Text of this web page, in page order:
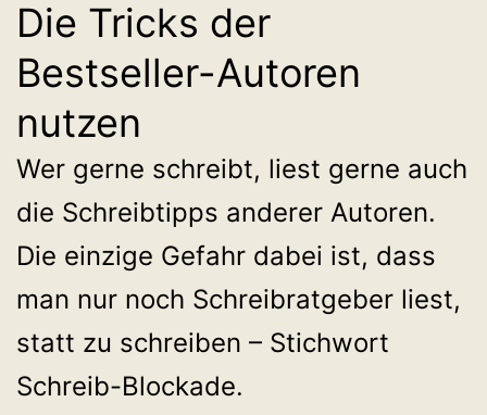
Die Tricks der
Bestseller-Autoren
nutzen
Wer gerne schreibt, liest gerne auch
die Schreibtipps anderer Autoren.
Die einzige Gefahr dabei ist, dass
man nur noch Schreibratgeber liest,
statt zu schreiben – Stichwort
Schreib-Blockade.